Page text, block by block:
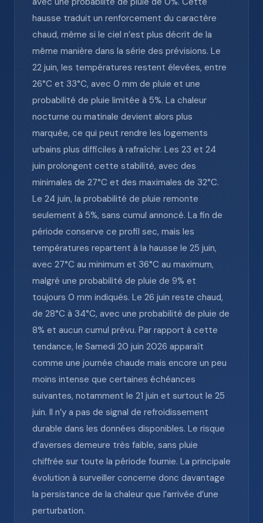
hausse traduit un renforcement du caractère
chaud, même si le ciel n’est plus décrit de la
même manière dans la série des prévisions. Le
22 juin, les températures restent élevées, entre
26°C et 33°C, avec 0 mm de pluie et une
probabilité de pluie limitée à 5%. La chaleur
nocturne ou matinale devient alors plus
marquée, ce qui peut rendre les logements
urbains plus difficiles à rafraîchir. Les 23 et 24
juin prolongent cette stabilité, avec des
minimales de 27°C et des maximales de 32°C.
Le 24 juin, la probabilité de pluie remonte
seulement à 5%, sans cumul annoncé. La fin de
période conserve ce profil sec, mais les
températures repartent à la hausse le 25 juin,
avec 27°C au minimum et 36°C au maximum,
malgré une probabilité de pluie de 9% et
toujours 0 mm indiqués. Le 26 juin reste chaud,
de 28°C à 34°C, avec une probabilité de pluie de
8% et aucun cumul prévu. Par rapport à cette
tendance, le Samedi 20 juin 2026 apparaît
comme une journée chaude mais encore un peu
moins intense que certaines échéances
suivantes, notamment le 21 juin et surtout le 25
juin. Il n’y a pas de signal de refroidissement
durable dans les données disponibles. Le risque
d’averses demeure très faible, sans pluie
chiffrée sur toute la période fournie. La principale
évolution à surveiller concerne donc davantage
la persistance de la chaleur que l’arrivée d’une
perturbation.